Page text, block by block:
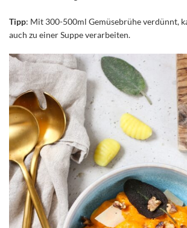
Tipp: Mit 300-500ml Gemüsebrühe verdünnt,
auch zu einer Suppe verarbeiten.